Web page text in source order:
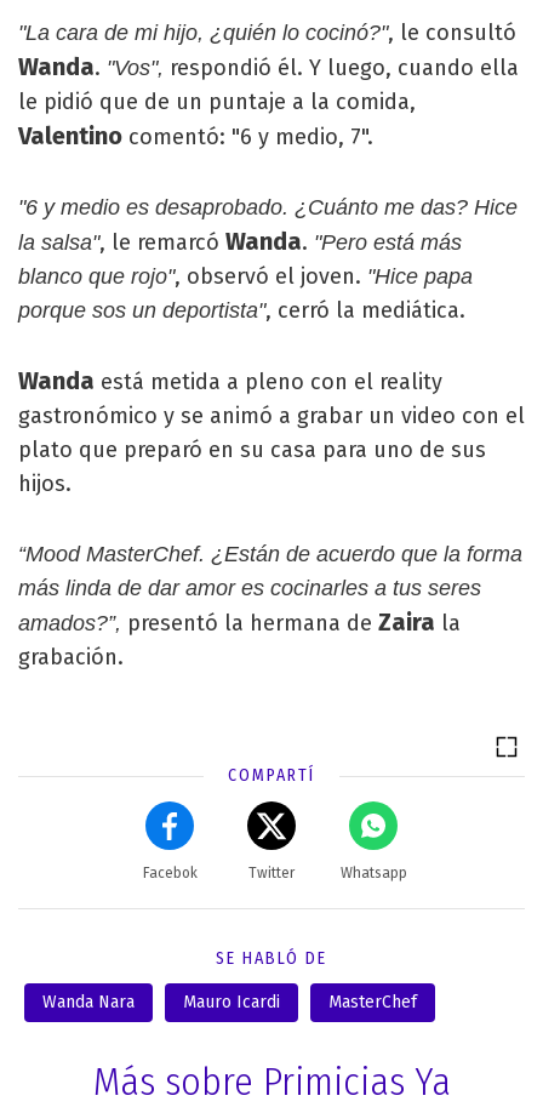
"La cara de mi hijo, ¿quién lo cocinó?", le consultó
Wanda. "Vos", respondió él. Y luego, cuando ella
le pidió que de un puntaje a la comida,
Valentino comentó: "6 y medio, 7".
"6 y medio es desaprobado. ¿Cuánto me das? Hice
la salsa", le remarcó Wanda. "Pero está más
blanco que rojo", observó el joven. "Hice papa
porque sos un deportista", cerró la mediática.
Wanda está metida a pleno con el reality
gastronómico y se animó a grabar un video con el
plato que preparó en su casa para uno de sus
hijos.
“Mood MasterChef. ¿Están de acuerdo que la forma
más linda de dar amor es cocinarles a tus seres
amados?”, presentó la hermana de Zaira la
grabación.
COMPARTÍ
Facebok Twitter Whatsapp
SE HABLÓ DE
Wanda Nara Mauro Icardi MasterChef
Más sobre Primicias Ya